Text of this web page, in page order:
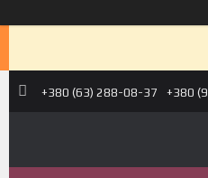
+380 (63) 288-08-37 +380